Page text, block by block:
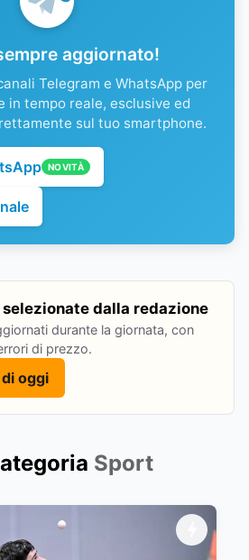
aggiornato!
Telegram e WhatsApp per
in tempo reale, esclusive ed
sul tuo smartphone.
NOVITÀ
dalla redazione
durante la giornata, con
di prezzo.
oggi
Sport